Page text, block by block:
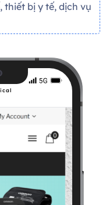
thiết bị y tế, dịch vụ